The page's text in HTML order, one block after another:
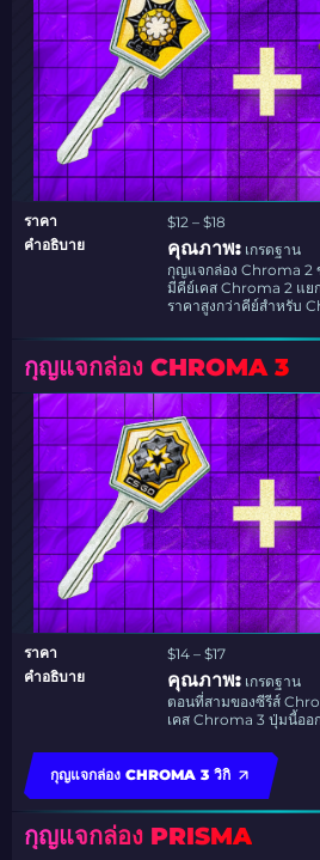
ราคา
$12 – $18
คำอธิบาย
คุณภาพ: เกรดฐาน
กุญแจกล่อง Chroma 2
มีคีย์เคส Chroma 2 แย
ราคาสูงกว่าคีย์สำหรับ
กุญแจกล่อง CHROMA 3
ราคา
$14 – $17
คำอธิบาย
คุณภาพ: เกรดฐาน
ตอนที่สามของซีรีส์
เคส Chroma 3 ปุ่มนี้ออ
กุญแจกล่อง CHROMA 3 วิกิ
กุญแจกล่อง PRISMA